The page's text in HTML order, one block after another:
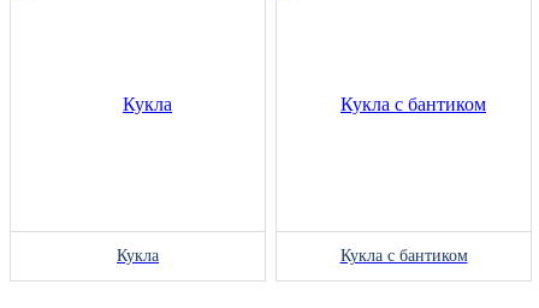
Кукла Кукла с бантиком